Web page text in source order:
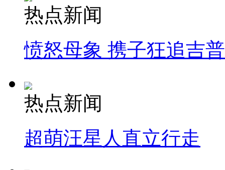
热点新闻
愤怒母象 携子狂追吉
热点新闻
超萌汪星人直立行走